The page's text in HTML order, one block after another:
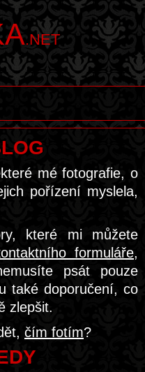
.NET
mé fotografie, o
pořízení myslela,
které mi můžete
formuláře,
psát pouze
také doporučení, co
zlepšit.
čím fotím?